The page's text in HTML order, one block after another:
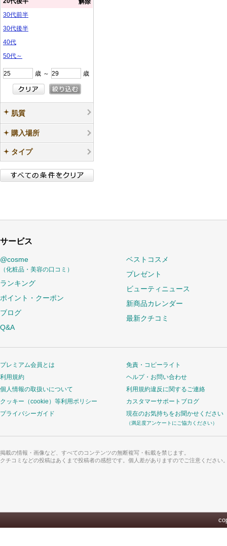
解除
30代前半
30代後半
40代
50代～
歳 ～ 歳
肌質
購入場所
タイプ
サービス
@cosme
（化粧品・美容の口コミ）
ランキング
ポイント・クーポン
ブログ
Q&A
ベストコスメ
プレゼント
ビューティニュース
新商品カレンダー
最新クチコミ
プレミアム会員とは
利用規約
個人情報の取扱いについて
クッキー（cookie）等利用ポリシー
プライバシーガイド
免責・コピーライト
ヘルプ・お問い合わせ
利用規約違反に関するご連絡
カスタマーサポートブログ
現在のお気持ちをお聞かせください
（満足度アンケートにご協力ください）
掲載の情報・画像など、すべてのコンテンツの無断複写・転載を禁じます。
クチコミなどの投稿はあくまで投稿者の感想です。個人差がありますのでご注意ください